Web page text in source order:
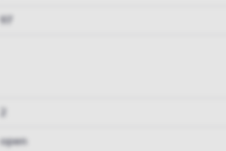
open